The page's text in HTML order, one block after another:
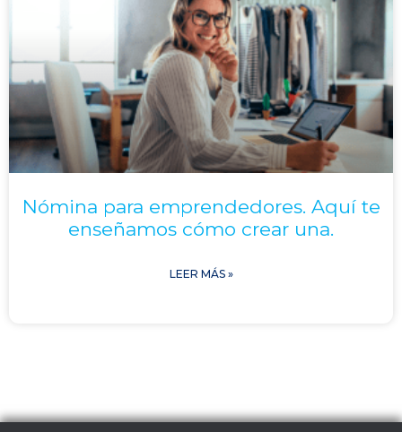
Nómina para emprendedores. Aquí te
enseñamos cómo crear una.
LEER MÁS »